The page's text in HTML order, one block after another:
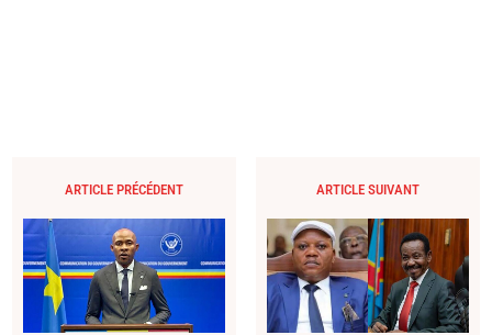
ARTICLE PRÉCÉDENT ARTICLE SUIVANT